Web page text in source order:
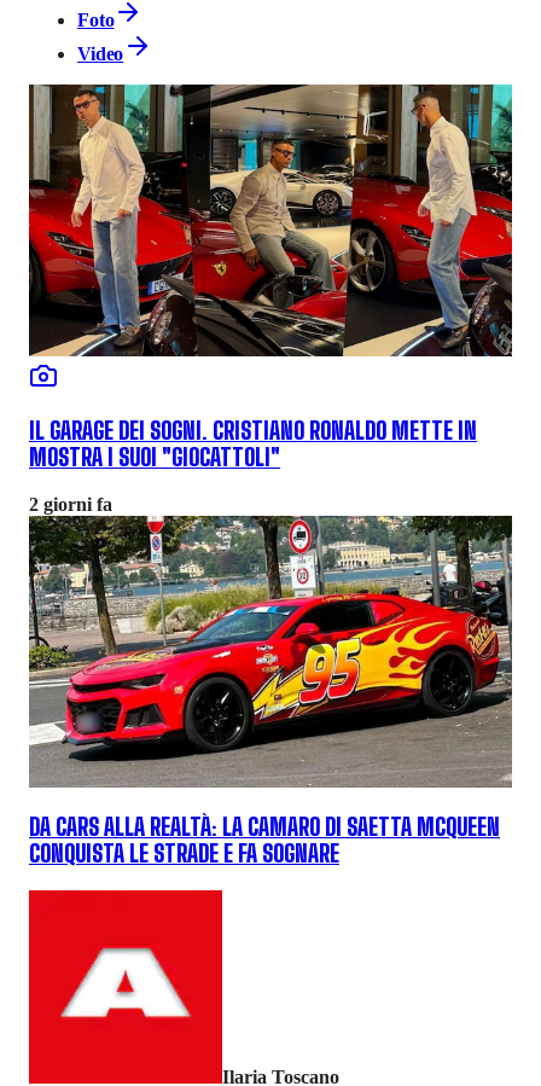
Foto
Video
IL GARAGE DEI SOGNI. CRISTIANO RONALDO METTE IN
MOSTRA I SUOI "GIOCATTOLI"
2 giorni fa
DA CARS ALLA REALTÀ: LA CAMARO DI SAETTA MCQUEEN
CONQUISTA LE STRADE E FA SOGNARE
Ilaria Toscano